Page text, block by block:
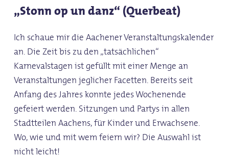
„Stonn op un danz“ (Querbeat)
Ich schaue mir die Aachener Veranstaltungskalender
an. Die Zeit bis zu den „tatsächlichen“
Karnevalstagen ist gefüllt mit einer Menge an
Veranstaltungen jeglicher Facetten. Bereits seit
Anfang des Jahres konnte jedes Wochenende
gefeiert werden. Sitzungen und Partys in allen
Stadtteilen Aachens, für Kinder und Erwachsene.
Wo, wie und mit wem feiern wir? Die Auswahl ist
nicht leicht!